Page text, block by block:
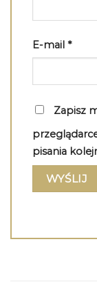
E-mail *
Zapisz
pisania